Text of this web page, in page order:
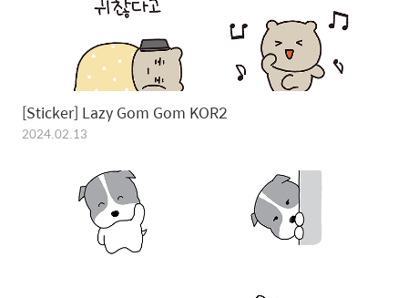
[Sticker] Lazy Gom Gom KOR2
2024.02.13